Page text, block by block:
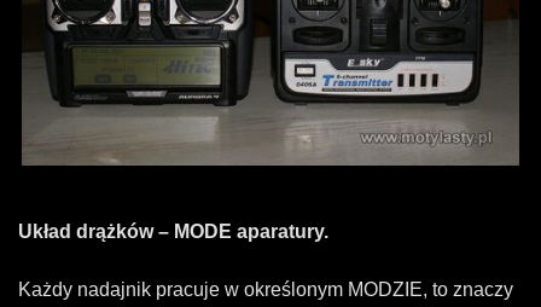
Układ drążków – MODE aparatury.
Każdy nadajnik pracuje w określonym MODZIE, to znaczy